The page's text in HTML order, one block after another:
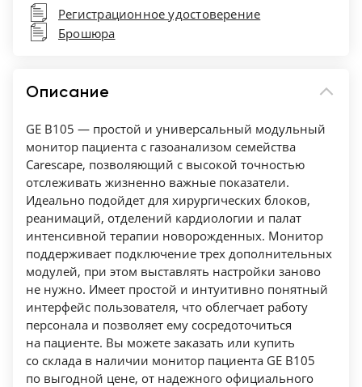
давления (НИАД) — Да
Пульсоксиметрия — Да
Диапазон измерения ЧД — 4-120 дыханий в
минуту
Диапазон отображаемой ЧСС, уд/мин — 30-
250
Диапазон измерения SpO2, % —1-100
Выбор возрастной группы — Да
Количество каналов ЭКГ — 3/5
Измерения температуры — Да
Измерения ЧД — Да
Мониторинг ЭКГ — Да
Измерения АД — Да
Время автономной работы — 3 часа
Измерение ЧСС — Да
Регистрационное удостоверение
Брошюра
Описание
GE B105 — простой и универсальный модульный
монитор пациента с газоанализом семейства
Carescape, позволяющий с высокой точностью
отслеживать жизненно важные показатели.
Идеально подойдет для хирургических блоков,
реанимаций, отделений кардиологии и палат
интенсивной терапии новорожденных. Монитор
поддерживает подключение трех дополнительных
модулей, при этом выставлять настройки заново
не нужно. Имеет простой и интуитивно понятный
интерфейс пользователя, что облегчает работу
персонала и позволяет ему сосредоточиться
на пациенте. Вы можете заказать или купить
со склада в наличии монитор пациента GE B105
по выгодной цене, от надежного официального